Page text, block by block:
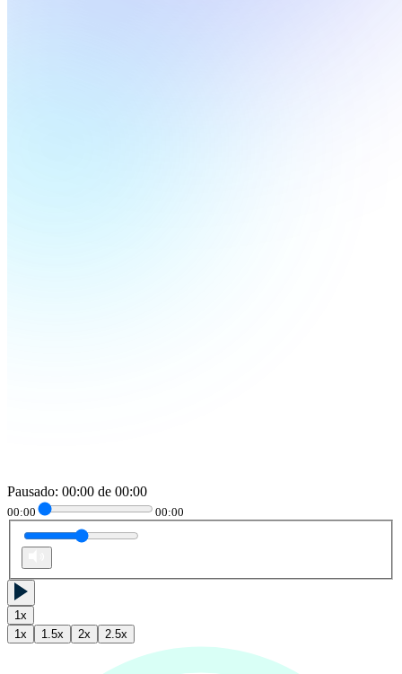
Pausado: 00:00 de 00:00
00:00 00:00
1x
1x 1.5x 2x 2.5x